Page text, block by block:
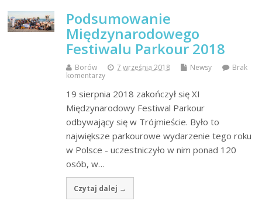
Podsumowanie
Międzynarodowego
Festiwalu Parkour 2018
Borów 7 września 2018 Newsy
Brak
komentarzy
19 sierpnia 2018 zakończył się XI
Międzynarodowy Festiwal Parkour
odbywający się w Trójmieście. Było to
największe parkourowe wydarzenie tego roku
w Polsce - uczestniczyło w nim ponad 120
osób, w…
Czytaj dalej →